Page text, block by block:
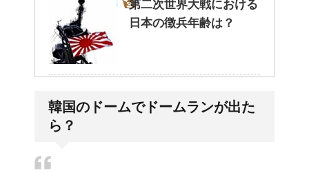
第二次世界大戦における
日本の徴兵年齢は？
が薄い。脱ステロイドで
韓国のドームでドームランが出た
ら？